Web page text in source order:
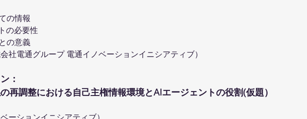
の情報
の必要性
の意義
社電通グループ 電通イノベーションイニシアティブ）
：
再調整における自己主権情報環境とAIエージェントの役割(仮題）
ーションイニシアティブ）